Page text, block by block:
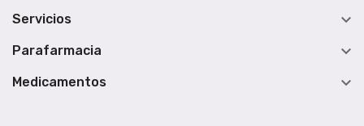
Servicios 
Parafarmacia 
Medicamentos 